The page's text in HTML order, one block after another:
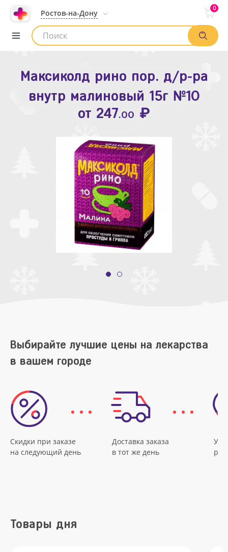
Ростов-на-Дону
0
Список аптек
Максиколд рино пор. д/р-ра
внутр малиновый 15г №10
от 247.00 ₽
Зодак таб. п.п.о. 10мг №10
от109.80 ₽
Выбирайте лучшие цены на лекарства
в вашем городе
Скидки при заказе
на следующий день
Доставка заказа
в тот же день
Товары дня